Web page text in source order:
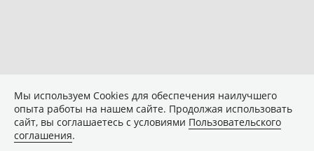
Мы используем Сookies для обеспечения наилучшего
опыта работы на нашем сайте. Продолжая использовать
сайт, вы соглашаетесь с условиями Пользовательского
соглашения.